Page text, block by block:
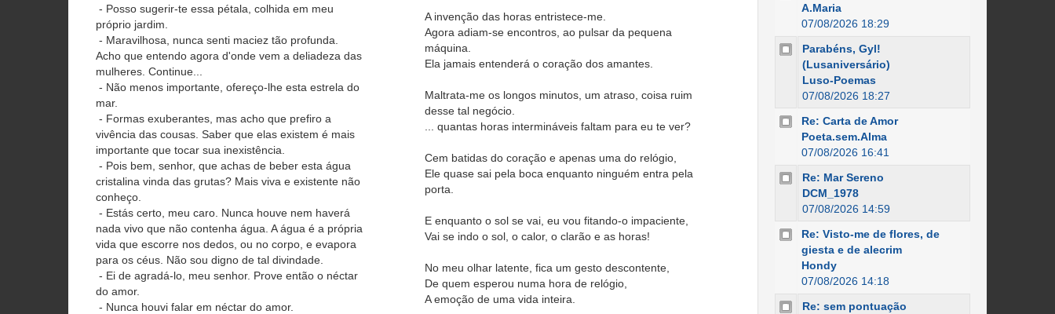
- Posso sugerir-te essa pétala, colhida em meu
próprio jardim.
- Maravilhosa, nunca senti maciez tão profunda.
Acho que entendo agora d'onde vem a deliadeza das
mulheres. Continue...
- Não menos importante, ofereço-lhe esta estrela do
mar.
- Formas exuberantes, mas acho que prefiro a
vivência das cousas. Saber que elas existem é mais
importante que tocar sua inexistência.
- Pois bem, senhor, que achas de beber esta água
cristalina vinda das grutas? Mais viva e existente não
conheço.
- Estás certo, meu caro. Nunca houve nem haverá
nada vivo que não contenha água. A água é a própria
vida que escorre nos dedos, ou no corpo, e evapora
para os céus. Não sou digno de tal divindade.
- Ei de agradá-lo, meu senhor. Prove então o néctar
do amor.
- Nunca houvi falar em néctar do amor.
A invenção das horas entristece-me.
Agora adiam-se encontros, ao pulsar da pequena
máquina.
Ela jamais entenderá o coração dos amantes.
Maltrata-me os longos minutos, um atraso, coisa ruim
desse tal negócio.
... quantas horas intermináveis faltam para eu te ver?
Cem batidas do coração e apenas uma do relógio,
Ele quase sai pela boca enquanto ninguém entra pela
porta.
E enquanto o sol se vai, eu vou fitando-o impaciente,
Vai se indo o sol, o calor, o clarão e as horas!
No meu olhar latente, fica um gesto descontente,
De quem esperou numa hora de relógio,
A emoção de uma vida inteira.
A.Maria
07/08/2026 18:29
Parabéns, Gyl!
(Lusaniversário)
Luso-Poemas
07/08/2026 18:27
Re: Carta de Amor
Poeta.sem.Alma
07/08/2026 16:41
Re: Mar Sereno
DCM_1978
07/08/2026 14:59
Re: Visto-me de flores, de
giesta e de alecrim
Hondy
07/08/2026 14:18
Re: sem pontuação